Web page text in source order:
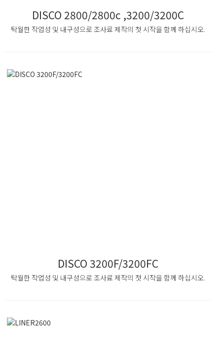
DISCO 2800/2800c ,3200/3200C
탁월한 작업성 및 내구성으로 조사료 제작의 첫 시작을 함께 하십시오.
DISCO 3200F/3200FC
탁월한 작업성 및 내구성으로 조사료 제작의 첫 시작을 함께 하십시오.